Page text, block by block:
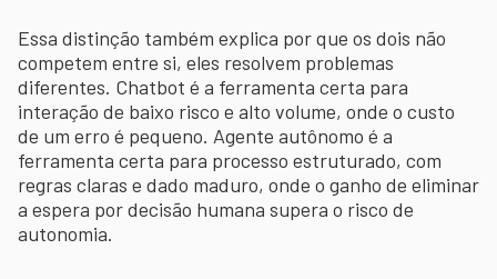
Essa distinção também explica por que os dois não
competem entre si, eles resolvem problemas
diferentes. Chatbot é a ferramenta certa para
interação de baixo risco e alto volume, onde o custo
de um erro é pequeno. Agente autônomo é a
ferramenta certa para processo estruturado, com
regras claras e dado maduro, onde o ganho de eliminar
a espera por decisão humana supera o risco de
autonomia.